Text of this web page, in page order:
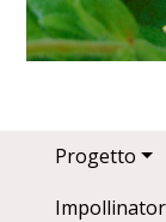
Main
Progetto